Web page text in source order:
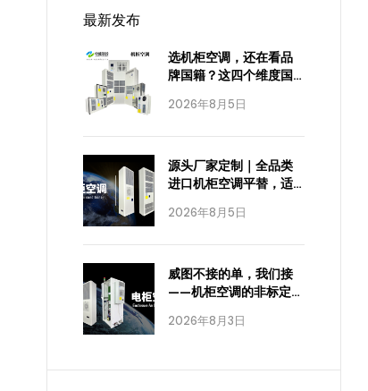
最新发布
2026年8月5日
选机柜空调，还在看品
牌国籍？这四个维度国
2026年8月5日
源头厂家定制｜全品类
进口机柜空调平替，适
2026年8月3日
威图不接的单，我们接
——机柜空调的非标定
不到